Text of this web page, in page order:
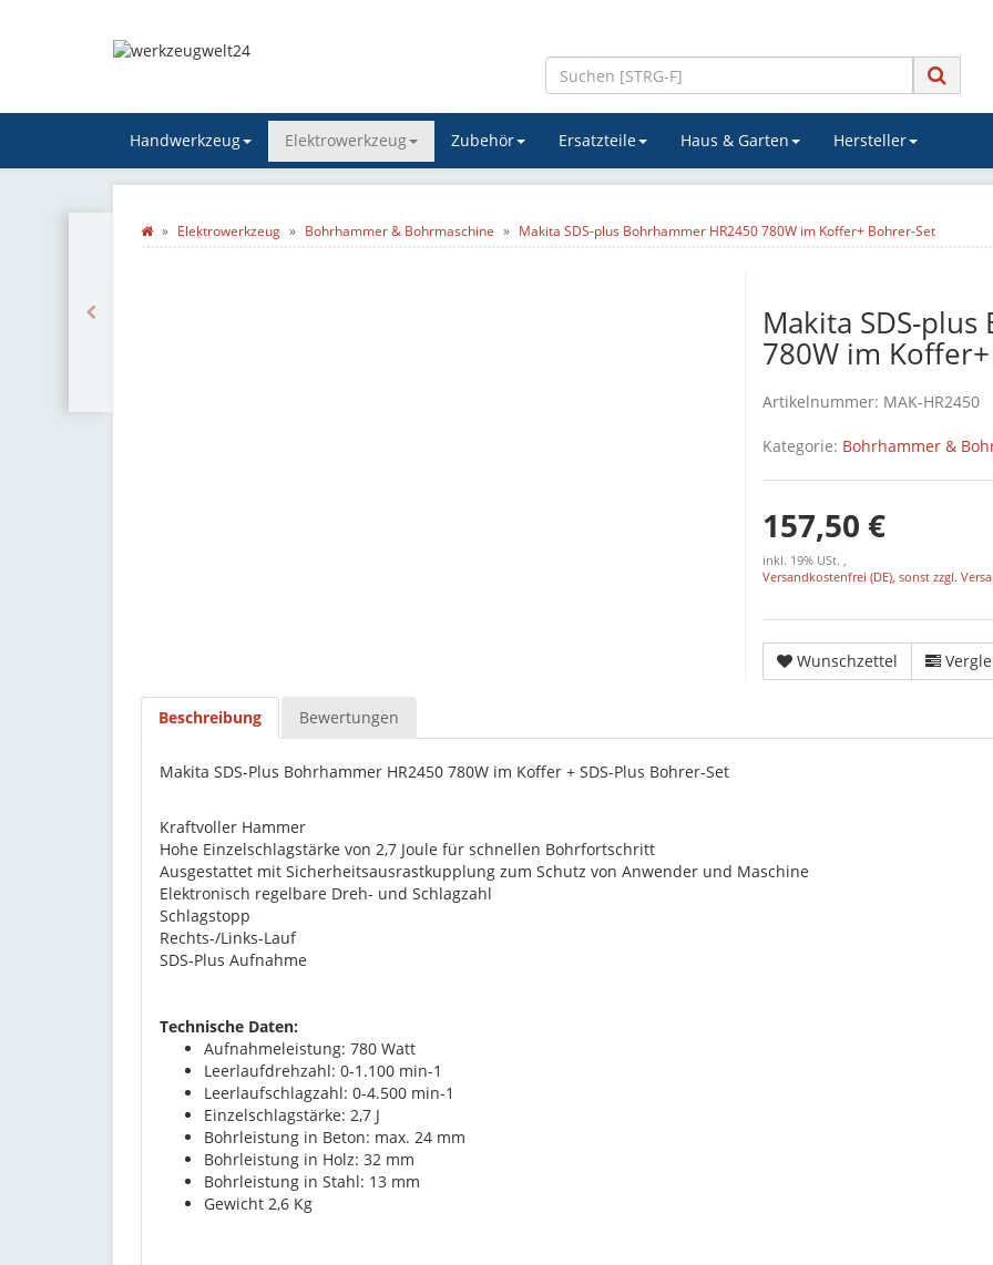
Handwerkzeug Elektrowerkzeug Zubehör Ersatzteile Haus & Garten Hersteller
Elektrowerkzeug Bohrhammer & Bohrmaschine Makita SDS-plus Bohrhammer HR2450 780W im Koffer+ Bohrer-Set
Makita SDS-
780W im
Artikelnummer: MAK-HR2450
Kategorie: Bohrhammer &
157,50 €
inkl. 19% USt. ,
Versandkostenfrei (DE), sonst zzgl.
Wunschzettel
Beschreibung Bewertungen
Makita SDS-Plus Bohrhammer HR2450 780W im Koffer + SDS-Plus Bohrer-Set
Kraftvoller Hammer
Hohe Einzelschlagstärke von 2,7 Joule für schnellen Bohrfortschritt
Ausgestattet mit Sicherheitsausrastkupplung zum Schutz von Anwender und Maschine
Elektronisch regelbare Dreh- und Schlagzahl
Schlagstopp
Rechts-/Links-Lauf
SDS-Plus Aufnahme
Technische Daten:
Aufnahmeleistung: 780 Watt
Leerlaufdrehzahl: 0-1.100 min-1
Leerlaufschlagzahl: 0-4.500 min-1
Einzelschlagstärke: 2,7 J
Bohrleistung in Beton: max. 24 mm
Bohrleistung in Holz: 32 mm
Bohrleistung in Stahl: 13 mm
Gewicht 2,6 Kg